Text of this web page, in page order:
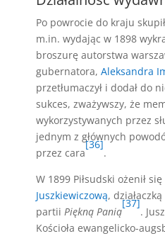
Po powrocie do kraju
m.in. wydając w 1898
broszurę autorstwa
gubernatora, Aleksandra
przetłumaczył i dodał do
sukces, zważywszy, że
wykorzystywanych przez
jednym z głównych
przez cara
[36]
.
W 1899 Piłsudski ożenił się
Juszkiewiczową,
partii Piękną Panią
[37]
.
Kościoła ewangelicko-